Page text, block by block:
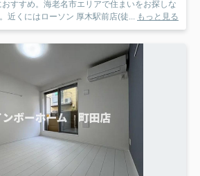
すすめ。海老名市エリアで住まいをお探しな
近くにはローソン 厚木駅前店(徒... もっと見る